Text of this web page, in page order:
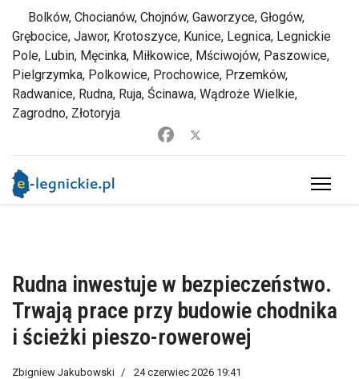
Bolków, Chocianów, Chojnów, Gaworzyce, Głogów,
Grębocice, Jawor, Krotoszyce, Kunice, Legnica, Legnickie
Pole, Lubin, Męcinka, Miłkowice, Mściwojów, Paszowice,
Pielgrzymka, Polkowice, Prochowice, Przemków,
Radwanice, Rudna, Ruja, Ścinawa, Wądroże Wielkie,
Zagrodno, Złotoryja
Rudna inwestuje w bezpieczeństwo.
Trwają prace przy budowie chodnika
i ścieżki pieszo-rowerowej
Zbigniew Jakubowski 24 czerwiec 2026 19:41